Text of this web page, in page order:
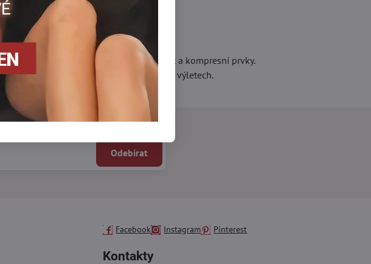
funkce pro odvod vlhkosti, prodyšnost a kompresní prvky.
je užitečné při cvičení nebo dlouhých výletech.
Odebírat
Facebook Instagram Pinterest
Kontakty